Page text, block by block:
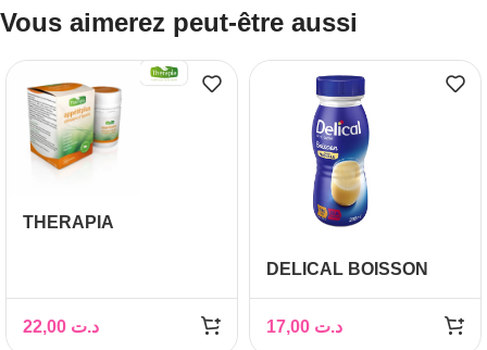
Vous aimerez peut-être aussi
THERAPIA
د.ت
DELICAL BOISSON
ML
د.ت